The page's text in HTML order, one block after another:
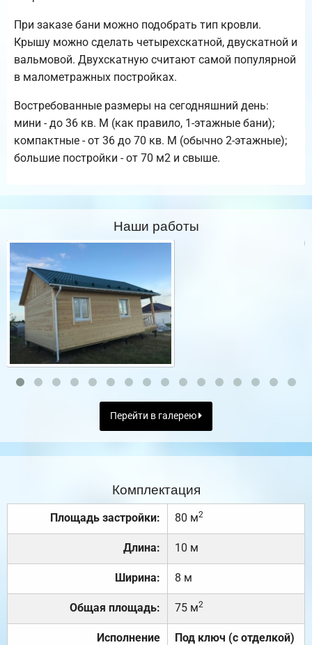
При заказе бани можно подобрать тип кровли.
Крышу можно сделать четырехскатной, двускатной и
вальмовой. Двухскатную считают самой популярной
в малометражных постройках.
Востребованные размеры на сегодняшний день:
мини - до 36 кв. М (как правило, 1-этажные бани);
компактные - от 36 до 70 кв. М (обычно 2-этажные);
большие постройки - от 70 м2 и свыше.
Наши работы
Перейти в галерею
Комплектация
Площадь застройки: 80 м2
Длина: 10 м
Ширина: 8 м
Общая площадь: 75 м2
Исполнение Под ключ (с отделкой)